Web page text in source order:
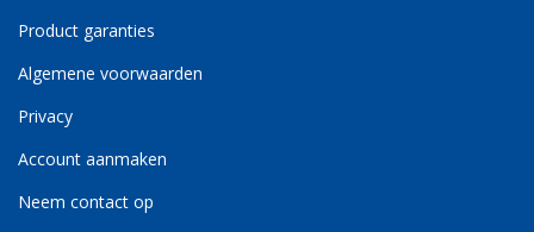
Product garanties
Algemene voorwaarden
Privacy
Account aanmaken
Neem contact op